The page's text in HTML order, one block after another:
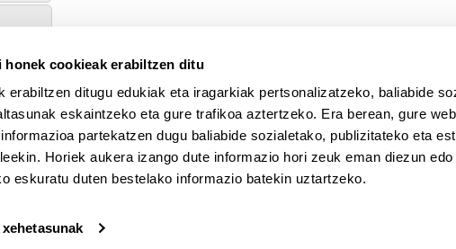
honek cookieak erabiltzen ditu
erabiltzen ditugu edukiak eta iragarkiak pertsonalizatzeko, baliabide
eskaintzeko eta gure trafikoa aztertzeko. Era berean, gure
partekatzen dugu baliabide sozialetako, publizitateko eta
Horiek aukera izango dute informazio hori zeuk eman diezun
eskuratu duten bestelako informazio batekin uztartzeko.